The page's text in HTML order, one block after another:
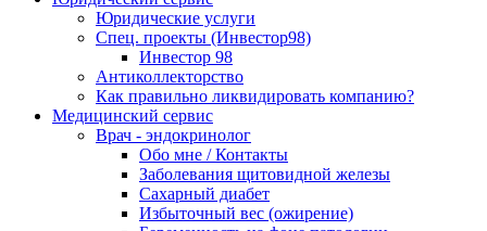
Юридические услуги
Спец. проекты (Инвестор98)
Инвестор 98
Антиколлекторство
Как правильно ликвидировать компанию?
Медицинский сервис
Врач - эндокринолог
Обо мне / Контакты
Заболевания щитовидной железы
Сахарный диабет
Избыточный вес (ожирение)